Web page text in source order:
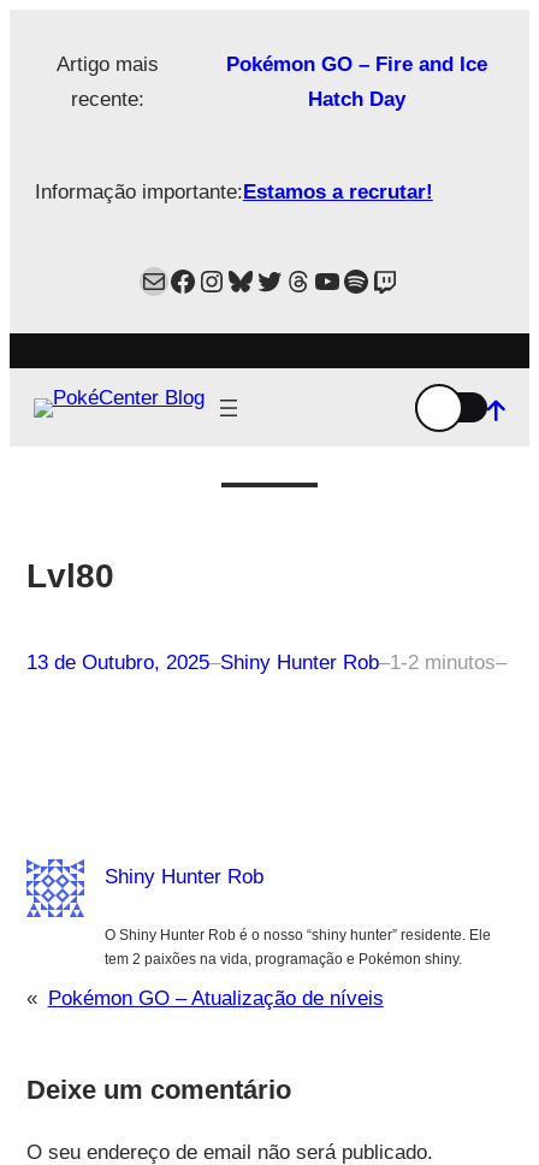
Artigo mais
recente:
Pokémon GO – Fire and Ice
Hatch Day
Informação importante:Estamos a recrutar!
MailFacebook
Instagram
Bluesky
Twitter
Estamos no Threads!
YouTube
Spotify
Twitch
Lvl80
13 de Outubro, 2025–Shiny Hunter Rob–1-2 minutos–
Shiny Hunter Rob
O Shiny Hunter Rob é o nosso “shiny hunter” residente. Ele
tem 2 paixões na vida, programação e Pokémon shiny.
« Pokémon GO – Atualização de níveis
Deixe um comentário
O seu endereço de email não será publicado.